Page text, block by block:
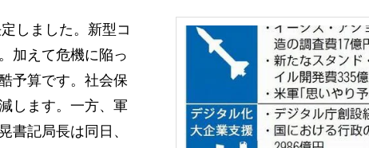
しました。新型コ
加えて危機に陥っ
予算です。社会保
します。一方、軍
書記局長は同日、